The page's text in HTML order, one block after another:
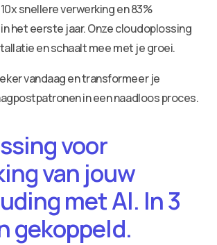
snellere verwerking en 83%
het eerste jaar. Onze cloudoplossing
en schaalt mee met je groei.
vandaag en transformeer je
in een naadloos proces.
voor
van jouw
met AI. In 3
gekoppeld.